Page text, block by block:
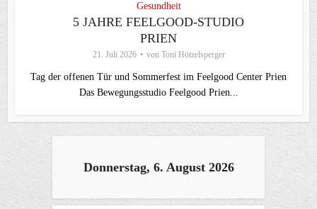
Gesundheit
5 JAHRE FEELGOOD-STUDIO
PRIEN
21. Juli 2026 von Toni Hötzelsperger
Tag der offenen Tür und Sommerfest im Feelgood Center Prien
Das Bewegungsstudio Feelgood Prien...
Donnerstag, 6. August 2026